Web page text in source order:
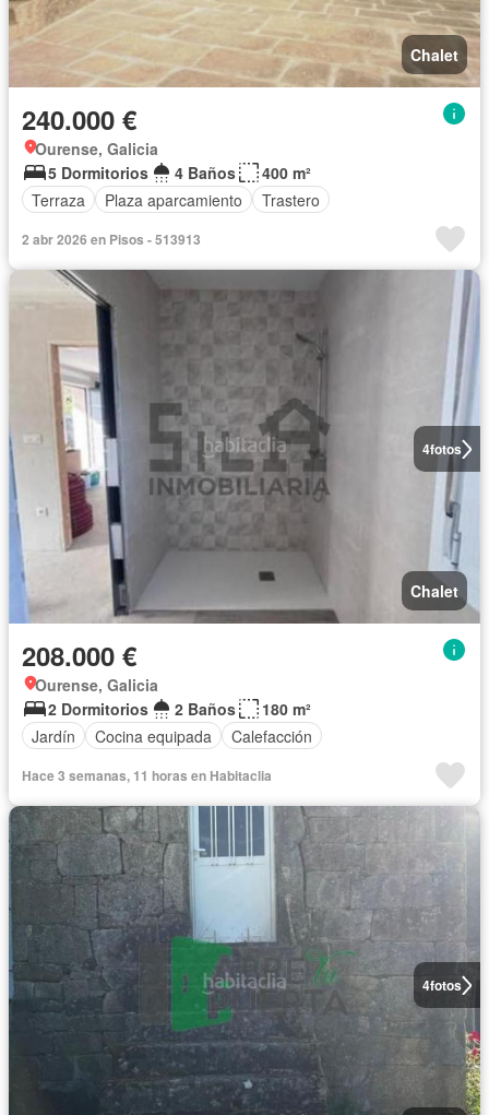
Chalet
240.000 €
Ourense, Galicia
5 Dormitorios
4 Baños
400 m²
Terraza
Plaza aparcamiento Trastero
2 abr 2026 en Pisos - 513913
4fotos
Chalet
208.000 €
Ourense, Galicia
2 Dormitorios
2 Baños
180 m²
Jardín
Cocina equipada Calefacción
Hace 3 semanas, 11 horas en Habitaclia
4fotos